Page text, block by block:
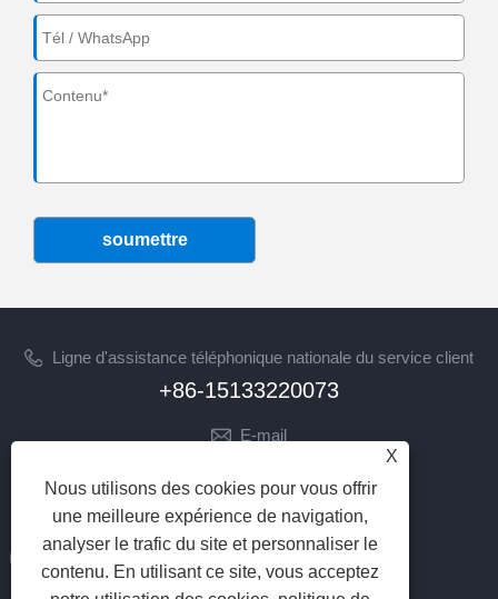
soumettre
Ligne d'assistance téléphonique nationale du service client
+86-15133220073
E-mail
SUIVEZ-NOUS
X
Nous utilisons des cookies pour vous offrir
une meilleure expérience de navigation,
analyser le trafic du site et personnaliser le
contenu. En utilisant ce site, vous acceptez